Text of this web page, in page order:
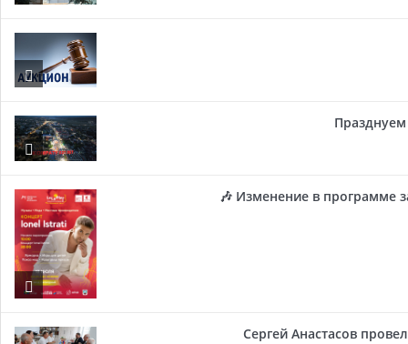
Празднуем
🎶 Изменение в программе
Сергей Анастасов